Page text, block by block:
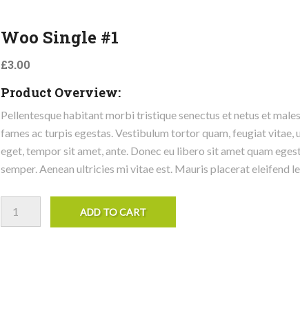
Woo Single #1
£3.00
Product Overview:
Pellentesque habitant morbi tristique senectus et netus et
fames ac turpis egestas. Vestibulum tortor quam, feugiat vitae,
eget, tempor sit amet, ante. Donec eu libero sit amet quam
semper. Aenean ultricies mi vitae est. Mauris placerat eleifend
ADD TO CART